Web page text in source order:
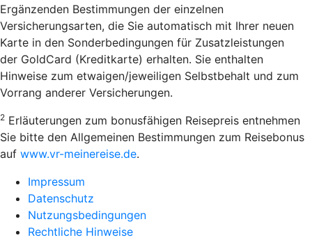
Ergänzenden Bestimmungen der einzelnen
Versicherungsarten, die Sie automatisch mit Ihrer neuen
Karte in den Sonderbedingungen für Zusatzleistungen
der GoldCard (Kreditkarte) erhalten. Sie enthalten
Hinweise zum etwaigen/jeweiligen Selbstbehalt und zum
Vorrang anderer Versicherungen.
2 Erläuterungen zum bonusfähigen Reisepreis entnehmen
Sie bitte den Allgemeinen Bestimmungen zum Reisebonus
auf www.vr-meinereise.de.
Impressum
Datenschutz
Nutzungsbedingungen
Rechtliche Hinweise